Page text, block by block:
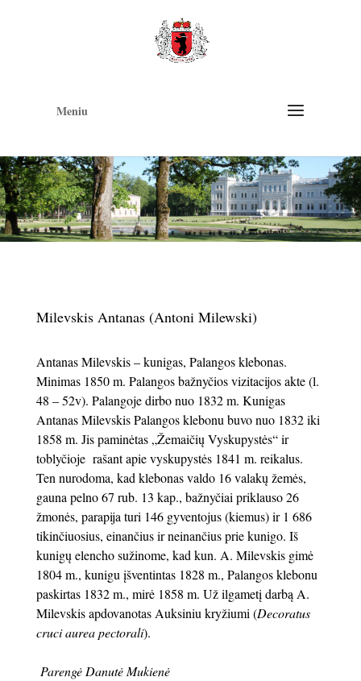
Meniu
Milevskis Antanas (Antoni Milewski)
Antanas Milevskis – kunigas, Palangos klebonas.
Minimas 1850 m. Palangos bažnyčios vizitacijos akte (l.
48 – 52v). Palangoje dirbo nuo 1832 m. Kunigas
Antanas Milevskis Palangos klebonu buvo nuo 1832 iki
1858 m. Jis paminėtas „Žemaičių Vyskupystės“ ir
toblyčioje rašant apie vyskupystės 1841 m. reikalus.
Ten nurodoma, kad klebonas valdo 16 valakų žemės,
gauna pelno 67 rub. 13 kap., bažnyčiai priklauso 26
žmonės, parapija turi 146 gyventojus (kiemus) ir 1 686
tikinčiuosius, einančius ir neinančius prie kunigo. Iš
kunigų elencho sužinome, kad kun. A. Milevskis gimė
1804 m., kunigu įšventintas 1828 m., Palangos klebonu
paskirtas 1832 m., mirė 1858 m. Už ilgametį darbą A.
Milevskis apdovanotas Auksiniu kryžiumi (Decoratus
cruci aurea pectorali).
Parengė Danutė Mukienė